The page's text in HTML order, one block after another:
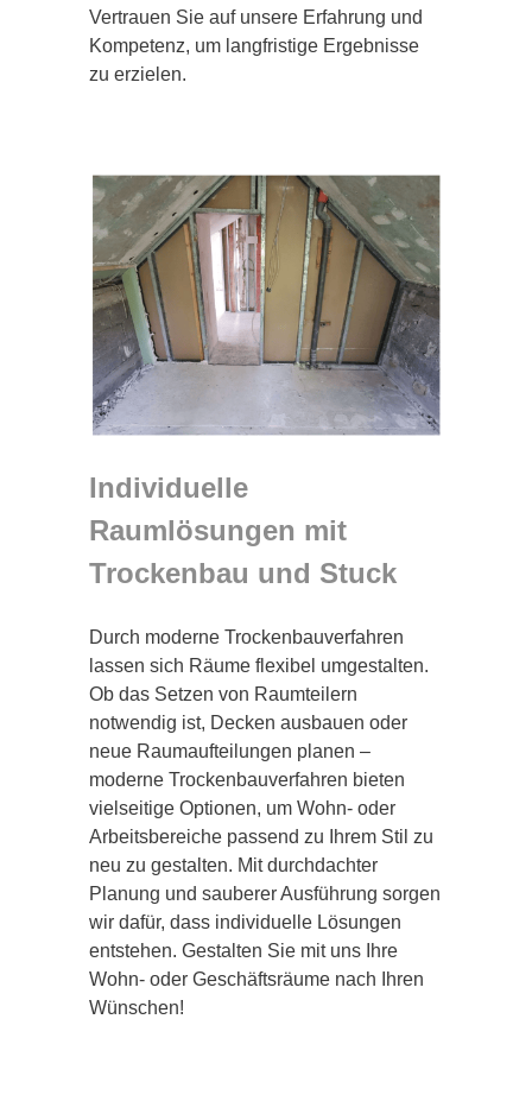
Vertrauen Sie auf unsere Erfahrung und
Kompetenz, um langfristige Ergebnisse
zu erzielen.
Individuelle
Raumlösungen mit
Trockenbau und Stuck
Durch moderne Trockenbauverfahren
lassen sich Räume flexibel umgestalten.
Ob das Setzen von Raumteilern
notwendig ist, Decken ausbauen oder
neue Raumaufteilungen planen –
moderne Trockenbauverfahren bieten
vielseitige Optionen, um Wohn- oder
Arbeitsbereiche passend zu Ihrem Stil zu
neu zu gestalten. Mit durchdachter
Planung und sauberer Ausführung sorgen
wir dafür, dass individuelle Lösungen
entstehen. Gestalten Sie mit uns Ihre
Wohn- oder Geschäftsräume nach Ihren
Wünschen!